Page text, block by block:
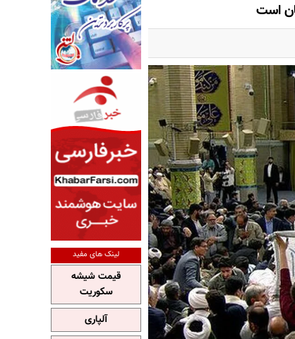
است
لینک های مفید
قیمت شیشه
سکوریت
آلپاری